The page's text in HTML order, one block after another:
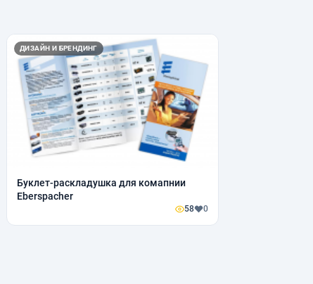
ДИЗАЙН И БРЕНДИНГ
Буклет-раскладушка для комапнии
Eberspacher
58 0